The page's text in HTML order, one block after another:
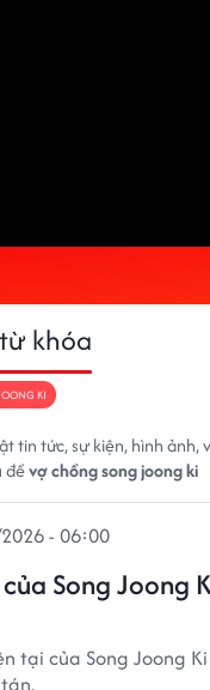
khóa
KI
tin tức, sự kiện, hình ảnh,
đềvợ chồng song joong ki
Song Joong
- 06:00
tại của Song Joong